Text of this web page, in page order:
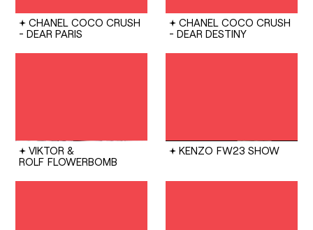
CHANEL COCO CRUSH
- DEAR PARIS
CHANEL COCO CRUSH
- DEAR DESTINY
VIKTOR &
ROLF FLOWERBOMB
KENZO FW23 SHOW